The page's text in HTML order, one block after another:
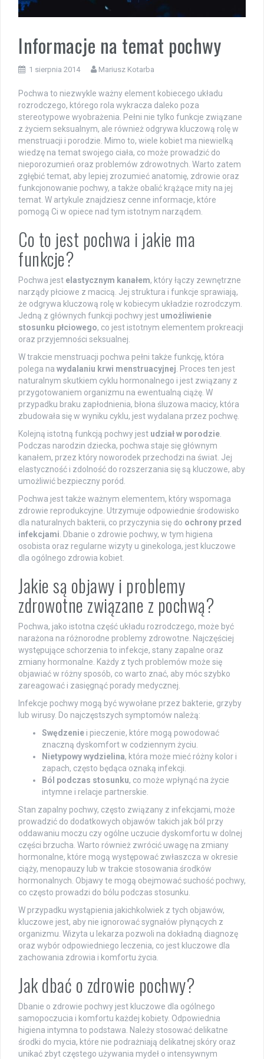
Informacje na temat pochwy
1 sierpnia 2014 Mariusz Kotarba
Pochwa to niezwykle ważny element kobiecego układu
rozrodczego, którego rola wykracza daleko poza
stereotypowe wyobrażenia. Pełni nie tylko funkcje związane
z życiem seksualnym, ale również odgrywa kluczową rolę w
menstruacji i porodzie. Mimo to, wiele kobiet ma niewielką
wiedzę na temat swojego ciała, co może prowadzić do
nieporozumień oraz problemów zdrowotnych. Warto zatem
zgłębić temat, aby lepiej zrozumieć anatomię, zdrowie oraz
funkcjonowanie pochwy, a także obalić krążące mity na jej
temat. W artykule znajdziesz cenne informacje, które
pomogą Ci w opiece nad tym istotnym narządem.
Co to jest pochwa i jakie ma
funkcje?
Pochwa jest elastycznym kanałem, który łączy zewnętrzne
narządy płciowe z macicą. Jej struktura i funkcje sprawiają,
że odgrywa kluczową rolę w kobiecym układzie rozrodczym.
Jedną z głównych funkcji pochwy jest umożliwienie
stosunku płciowego, co jest istotnym elementem prokreacji
oraz przyjemności seksualnej.
W trakcie menstruacji pochwa pełni także funkcję, która
polega na wydalaniu krwi menstruacyjnej. Proces ten jest
naturalnym skutkiem cyklu hormonalnego i jest związany z
przygotowaniem organizmu na ewentualną ciążę. W
przypadku braku zapłodnienia, błona śluzowa macicy, która
zbudowała się w wyniku cyklu, jest wydalana przez pochwę.
Kolejną istotną funkcją pochwy jest udział w porodzie.
Podczas narodzin dziecka, pochwa staje się głównym
kanałem, przez który noworodek przechodzi na świat. Jej
elastyczność i zdolność do rozszerzania się są kluczowe, aby
umożliwić bezpieczny poród.
Pochwa jest także ważnym elementem, który wspomaga
zdrowie reprodukcyjne. Utrzymuje odpowiednie środowisko
dla naturalnych bakterii, co przyczynia się do ochrony przed
infekcjami. Dbanie o zdrowie pochwy, w tym higiena
osobista oraz regularne wizyty u ginekologa, jest kluczowe
dla ogólnego zdrowia kobiet.
Jakie są objawy i problemy
zdrowotne związane z pochwą?
Pochwa, jako istotna część układu rozrodczego, może być
narażona na różnorodne problemy zdrowotne. Najczęściej
występujące schorzenia to infekcje, stany zapalne oraz
zmiany hormonalne. Każdy z tych problemów może się
objawiać w różny sposób, co warto znać, aby móc szybko
zareagować i zasięgnąć porady medycznej.
Infekcje pochwy mogą być wywołane przez bakterie, grzyby
lub wirusy. Do najczęstszych symptomów należą:
Swędzenie i pieczenie, które mogą powodować
znaczną dyskomfort w codziennym życiu.
Nietypowy wydzielina, która może mieć różny kolor i
zapach, często będąca oznaką infekcji.
Ból podczas stosunku, co może wpłynąć na życie
intymne i relacje partnerskie.
Stan zapalny pochwy, często związany z infekcjami, może
prowadzić do dodatkowych objawów takich jak ból przy
oddawaniu moczu czy ogólne uczucie dyskomfortu w dolnej
części brzucha. Warto również zwrócić uwagę na zmiany
hormonalne, które mogą występować zwłaszcza w okresie
ciąży, menopauzy lub w trakcie stosowania środków
hormonalnych. Objawy te mogą obejmować suchość pochwy,
co często prowadzi do bólu podczas stosunku.
W przypadku wystąpienia jakichkolwiek z tych objawów,
kluczowe jest, aby nie ignorować sygnałów płynących z
organizmu. Wizyta u lekarza pozwoli na dokładną diagnozę
oraz wybór odpowiedniego leczenia, co jest kluczowe dla
zachowania zdrowia i komfortu życia.
Jak dbać o zdrowie pochwy?
Dbanie o zdrowie pochwy jest kluczowe dla ogólnego
samopoczucia i komfortu każdej kobiety. Odpowiednia
higiena intymna to podstawa. Należy stosować delikatne
środki do mycia, które nie podrażniają delikatnej skóry oraz
unikać zbyt częstego używania mydeł o intensywnym